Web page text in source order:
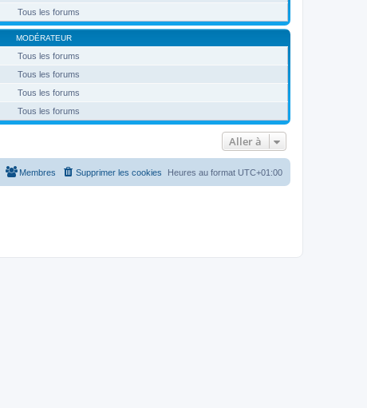
Tous les forums
MODÉRATEUR
Tous les forums
Tous les forums
Tous les forums
Tous les forums
Aller à
Heures au format UTC+01:00
Supprimer les cookies
Membres